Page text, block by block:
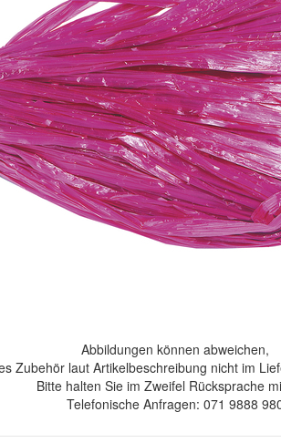
Abbildungen können abweichen,
Zubehör laut Artikelbeschreibung nicht im
Bitte halten Sie im Zweifel Rücksprache
Telefonische Anfragen: 071 9888